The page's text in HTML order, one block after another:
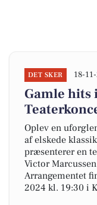
DET SKER 18-
Gamle
Oplev en
af elskede
præsenterer en
Victor
Arrangementet
2024 kl. 19:30 i